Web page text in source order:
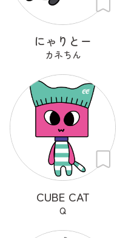
にゃりとー
カネちん
CUBE CAT
Q